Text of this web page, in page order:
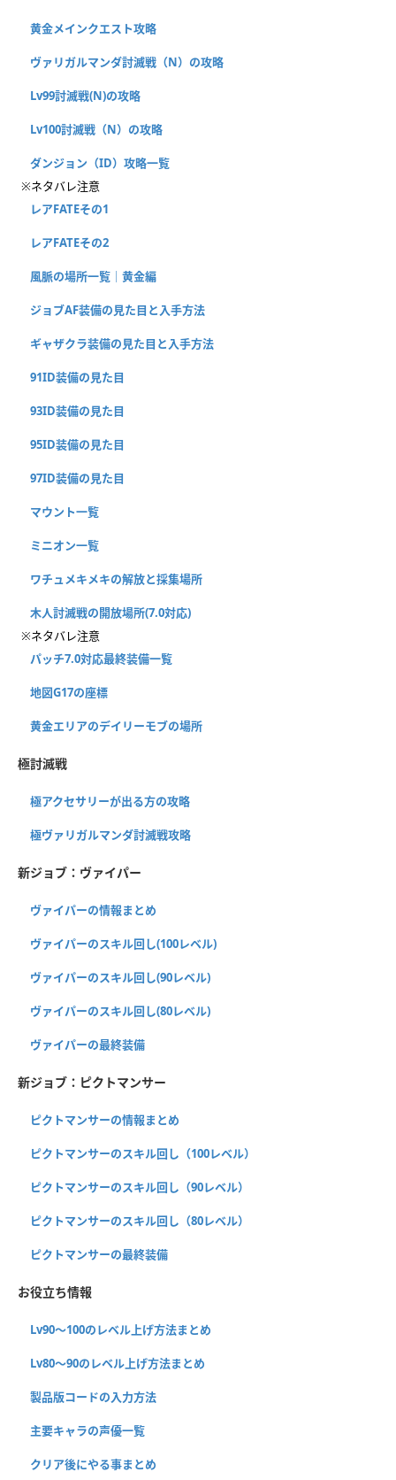
黄金メインクエスト攻略
ヴァリガルマンダ討滅戦（N）の攻略
Lv99討滅戦(N)の攻略
Lv100討滅戦（N）の攻略
ダンジョン（ID）攻略一覧
※ネタバレ注意
レアFATEその1
レアFATEその2
風脈の場所一覧｜黄金編
ジョブAF装備の見た目と入手方法
ギャザクラ装備の見た目と入手方法
91ID装備の見た目
93ID装備の見た目
95ID装備の見た目
97ID装備の見た目
マウント一覧
ミニオン一覧
ワチュメキメキの解放と採集場所
木人討滅戦の開放場所(7.0対応)
※ネタバレ注意
パッチ7.0対応最終装備一覧
地図G17の座標
黄金エリアのデイリーモブの場所
極討滅戦
極アクセサリーが出る方の攻略
極ヴァリガルマンダ討滅戦攻略
新ジョブ：ヴァイパー
ヴァイパーの情報まとめ
ヴァイパーのスキル回し(100レベル)
ヴァイパーのスキル回し(90レベル)
ヴァイパーのスキル回し(80レベル)
ヴァイパーの最終装備
新ジョブ：ピクトマンサー
ピクトマンサーの情報まとめ
ピクトマンサーのスキル回し（100レベル）
ピクトマンサーのスキル回し（90レベル）
ピクトマンサーのスキル回し（80レベル）
ピクトマンサーの最終装備
お役立ち情報
Lv90〜100のレベル上げ方法まとめ
Lv80〜90のレベル上げ方法まとめ
製品版コードの入力方法
主要キャラの声優一覧
クリア後にやる事まとめ